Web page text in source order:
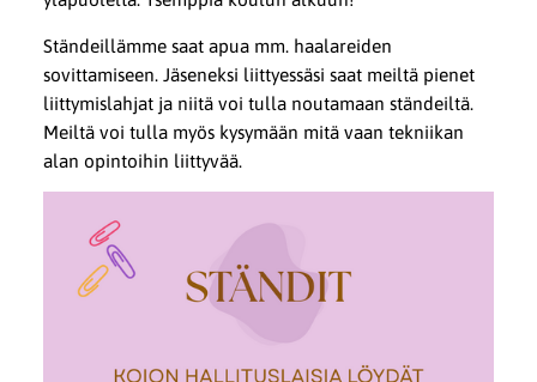
Ständeillämme saat apua mm. haalareiden
sovittamiseen. Jäseneksi liittyessäsi saat meiltä pienet
liittymislahjat ja niitä voi tulla noutamaan ständeiltä.
Meiltä voi tulla myös kysymään mitä vaan tekniikan
alan opintoihin liittyvää.